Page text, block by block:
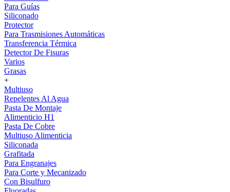
Para Guías
Siliconado
Protector
Para Trasmisiones Automáticas
Transferencia Térmica
Detector De Fisuras
Varios
Grasas
+
Multiuso
Repelentes Al Agua
Pasta De Montaje
Alimenticio H1
Pasta De Cobre
Multiuso Alimenticia
Siliconada
Grafitada
Para Engranajes
Para Corte y Mecanizado
Con Bisulfuro